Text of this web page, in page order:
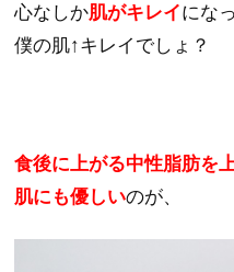
心なしか肌がキレイにな
僕の肌↑キレイでしょ？
食後に上がる中性脂肪を
肌にも優しいのが、